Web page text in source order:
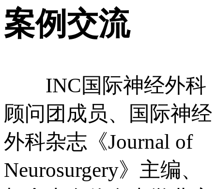
案例交流
INC国际神经外科
顾问团成员、国际神经
外科杂志《Journal of
Neurosurgery》主编、